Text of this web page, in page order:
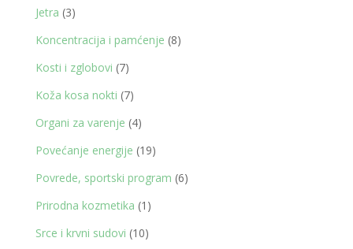
Jetra 33
proizvoda
Koncentracija i pamćenje 88
Kosti i zglobovi 77
proizvoda
Koža kosa nokti 77
proizvoda
Organi za varenje 44
proizvoda
Povećanje energije 1919
proizvoda
Povrede, sportski program 66
Prirodna kozmetika 1 1
proizvod
Srce i krvni sudovi 1010